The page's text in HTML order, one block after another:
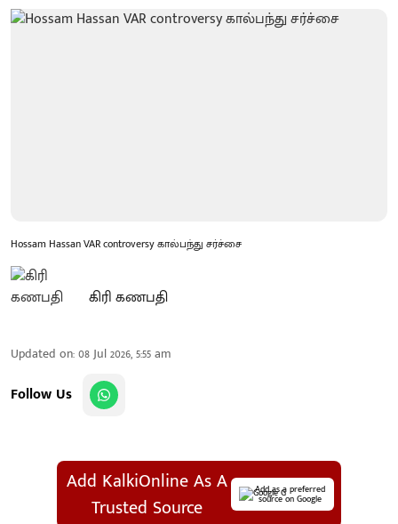
Hossam Hassan VAR controversy கால்பந்து சர்ச்சை
கிரி கணபதி
Updated on:08 Jul 2026, 5:55 am
Follow Us
Add KalkiOnline As A
Trusted Source
Add as a preferred
source on Google